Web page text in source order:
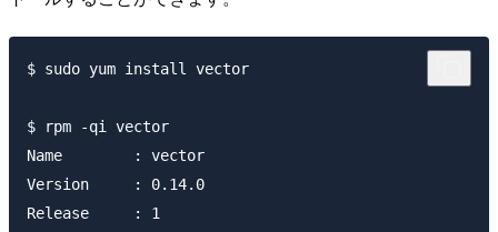
$ sudo yum install vector
$ rpm -qi vector
Name        : vector
Version     : 0.14.0
Release     : 1